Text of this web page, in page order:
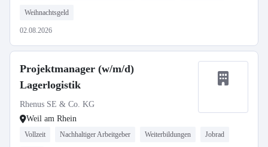
Weihnachtsgeld
02.08.2026
Projektmanager (w/m/d)
Lagerlogistik
Rhenus SE & Co. KG
Weil am Rhein
Vollzeit Nachhaltiger Arbeitgeber Weiterbildungen Jobrad